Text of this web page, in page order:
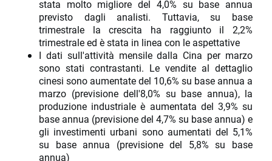
stata molto migliore del 4,0% su base annua
previsto dagli analisti. Tuttavia, su base
trimestrale la crescita ha raggiunto il 2,2%
trimestrale ed è stata in linea con le aspettative
I dati sull'attività mensile dalla Cina per marzo
sono stati contrastanti. Le vendite al dettaglio
cinesi sono aumentate del 10,6% su base annua a
marzo (previsione dell'8,0% su base annua), la
produzione industriale è aumentata del 3,9% su
base annua (previsione del 4,7% su base annua) e
gli investimenti urbani sono aumentati del 5,1%
su base annua (previsione del 5,8% su base
annua)